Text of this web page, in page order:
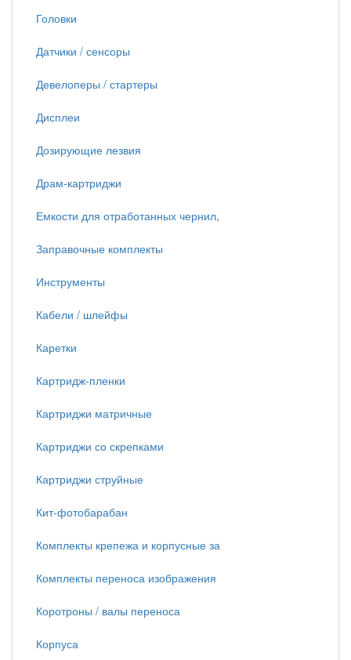
Головки
Датчики / сенсоры
Девелоперы / стартеры
Дисплеи
Дозирующие лезвия
Драм-картриджи
Емкости для отработанных чернил,
Заправочные комплекты
Инструменты
Кабели / шлейфы
Каретки
Картридж-пленки
Картриджи матричные
Картриджи со скрепками
Картриджи струйные
Кит-фотобарабан
Комплекты крепежа и корпусные за
Комплекты переноса изображения
Коротроны / валы переноса
Корпуса